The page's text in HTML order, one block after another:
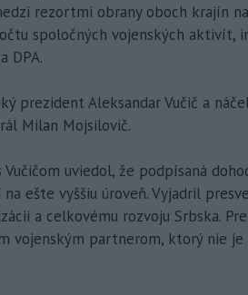
rezortmi obrany oboch krajín
spoločných vojenských aktivít,
DPA.
prezident Aleksandar Vučič a
Milan Mojsilovič.
uviedol, že podpísaná
ešte vyššiu úroveň. Vyjadril
a celkovému rozvoju Srbska.
vojenským partnerom, ktorý nie je